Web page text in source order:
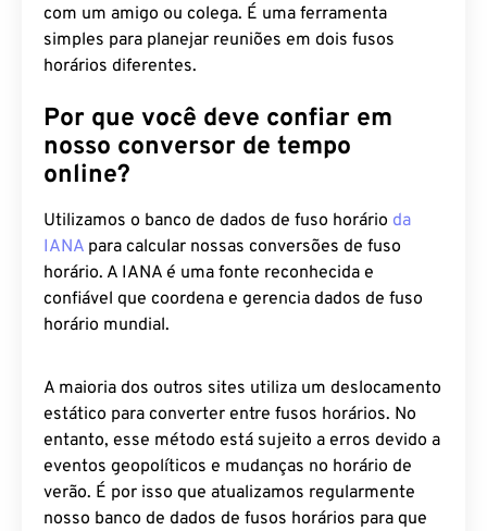
com um amigo ou colega. É uma ferramenta
simples para planejar reuniões em dois fusos
horários diferentes.
Por que você deve confiar em
nosso conversor de tempo
online?
Utilizamos o banco de dados de fuso horário da
IANA para calcular nossas conversões de fuso
horário. A IANA é uma fonte reconhecida e
confiável que coordena e gerencia dados de fuso
horário mundial.
A maioria dos outros sites utiliza um deslocamento
estático para converter entre fusos horários. No
entanto, esse método está sujeito a erros devido a
eventos geopolíticos e mudanças no horário de
verão. É por isso que atualizamos regularmente
nosso banco de dados de fusos horários para que